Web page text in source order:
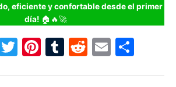
eficiente y confortable desde el primer
día!🏠🔥🚀
T
Pi T
R
E